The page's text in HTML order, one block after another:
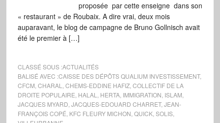
proposée par cette enseigne dans son
« restaurant » de Roubaix. A dire vrai, deux mois
auparavant, le blog de campagne de Bruno Gollnisch avait
été le premier à […]
CLASSÉ SOUS :ACTUALITÉS
BALISÉ AVEC :CAISSE DES DÉPÔTS QUALIUM INVESTISSEMENT,
CFCM CHARAL CHEMS-EDDINE HAFIZ, COLLECTIF DE LA
DROITE POPULAIRE HALAL HERTA, IMMIGRATION ISLAM
JACQUES MYARD JACQUES-EDOUARD CHARRET, JEAN-
FRANÇOIS COPÉ KFC FLEURY MICHON QUICK, SOLIS,